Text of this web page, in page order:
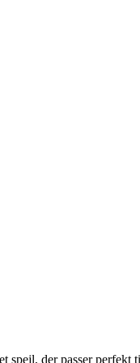
spejl, der passer